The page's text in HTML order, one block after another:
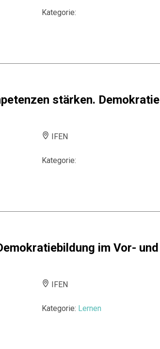
Kategorie:
stärken. Demokratie
IFEN
Kategorie:
im Vor- und
IFEN
Kategorie: Lernen